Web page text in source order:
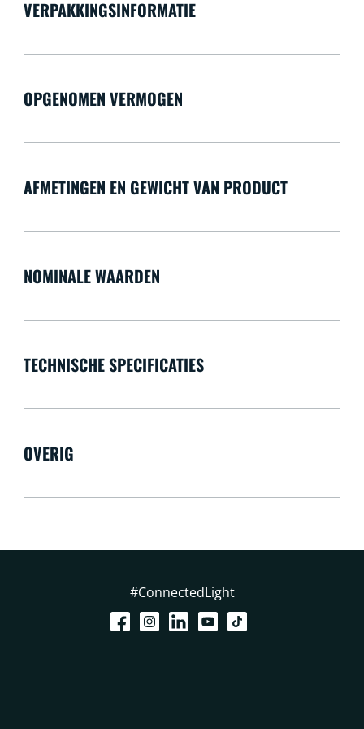
VERPAKKINGSINFORMATIE
OPGENOMEN VERMOGEN
AFMETINGEN EN GEWICHT VAN PRODUCT
NOMINALE WAARDEN
TECHNISCHE SPECIFICATIES
OVERIG
#ConnectedLight